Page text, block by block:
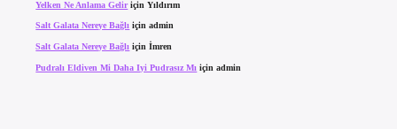
Yelken Ne Anlama GeliriçinYıldırım
Salt Galata Nereye Bağlı içinadmin
Salt Galata Nereye Bağlı içinİmren
Pudralı Eldiven Mi Daha Iyi Pudrasız Mı içinadmin